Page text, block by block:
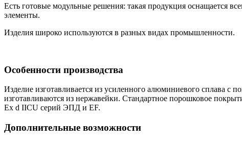
Есть готовые модульные решения: такая продукция оснащается
элементы.
Изделия широко используются в разных видах промышленности.
Особенности производства
Изделие изготавливается из усиленного алюминиевого сплава
изготавливаются из нержавейки. Стандартное порошковое
Ex d IICU серий ЭПД и EF.
Дополнительные возможности